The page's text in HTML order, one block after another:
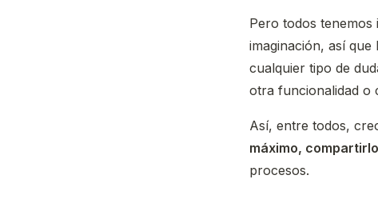
Pero todos tenemos
imaginación, así
cualquier tipo de
otra funcionalidad o
Así, entre todos,
máximo,
procesos.